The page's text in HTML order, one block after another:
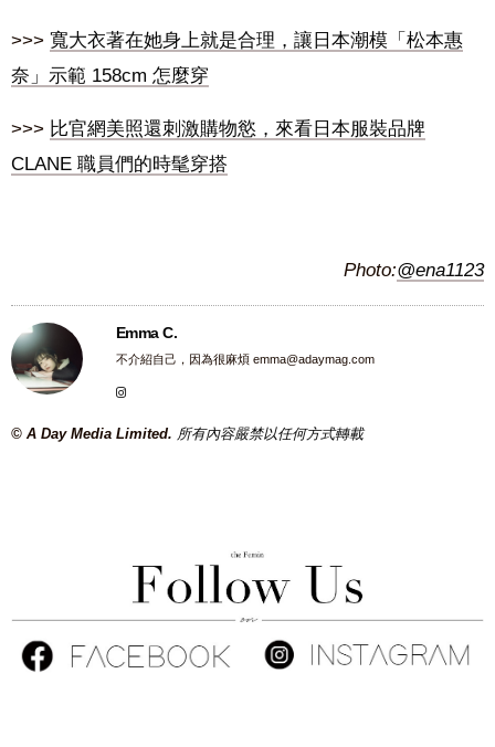
>>> 寬大衣著在她身上就是合理，讓日本潮模「松本惠
奈」示範 158cm 怎麼穿
>>> 比官網美照還刺激購物慾，來看日本服裝品牌
CLANE 職員們的時髦穿搭
Photo:@ena1123
Emma C.
不介紹自己，因為很麻煩 emma@adaymag.com
© A Day Media Limited. 所有內容嚴禁以任何方式轉載